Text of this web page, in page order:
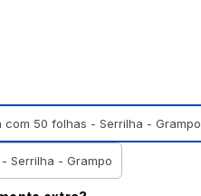
50 folhas - Serrilha - Grampo
Serrilha - Grampo